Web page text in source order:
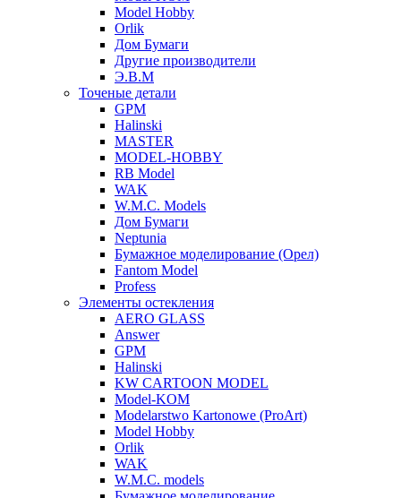
Model Hobby
Orlik
Дом Бумаги
Другие производители
Э.В.М
Точеные детали
GPM
Halinski
MASTER
MODEL-HOBBY
RB Model
WAK
W.M.C. Models
Дом Бумаги
Neptunia
Бумажное моделирование (Орел)
Fantom Model
Profess
Элементы остекления
AERO GLASS
Answer
GPM
Halinski
KW CARTOON MODEL
Model-KOM
Modelarstwo Kartonowe (ProArt)
Model Hobby
Orlik
WAK
W.M.C. models